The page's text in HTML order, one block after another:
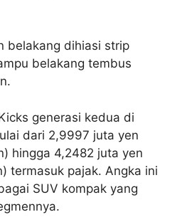
belakang dihiasi strip
belakang tembus
generasi kedua di
dari 2,9997 juta yen
hingga 4,2482 juta yen
termasuk pajak. Angka ini
SUV kompak yang